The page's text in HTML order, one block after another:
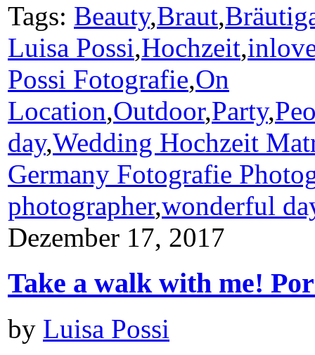
Tags: Beauty,Braut,
Luisa Possi,Hochzeit,
Possi Fotografie,On
Location,Outdoor,Party,
day,Wedding Hochzeit
Germany Fotografie
photographer,wonderful
Dezember 17, 2017
Take a walk with me!
by Luisa Possi